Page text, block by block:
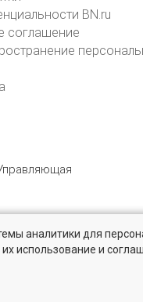
BN.ru
соглашение
Санкт-Петербург, пр.
аналитики для
использование и